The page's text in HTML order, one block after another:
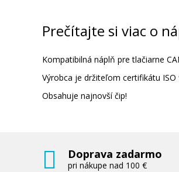
Pridať
Prečítajte si viac o
Kompatibilná náplň pre tlačiarne
Výrobca je držiteľom certifikátu
Obsahuje najnovší čip!
Doprava zadarmo
pri nákupe nad 100 €